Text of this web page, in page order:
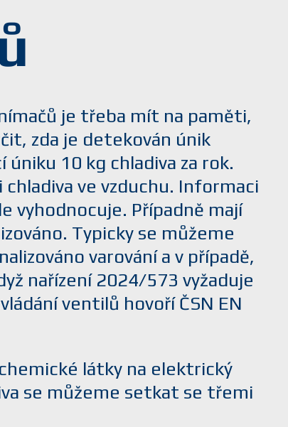
je třeba mít na paměti,
zda je detekován únik
10 kg chladiva za rok.
ve vzduchu. Informaci
vyhodnocuje. Případně mají
Typicky se můžeme
varování a v případě,
nařízení 2024/573 vyžaduje
ventilů hovoří ČSN EN
látky na elektrický
se můžeme setkat se třemi